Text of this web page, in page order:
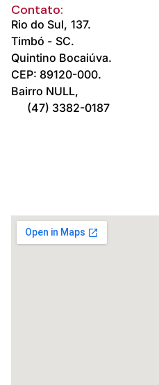
Contato:
Rio do Sul, 137.
Timbó - SC.
Quintino Bocaiúva.
CEP: 89120-000.
Bairro NULL,
(47) 3382-0187